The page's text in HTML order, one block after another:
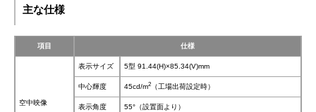
主な仕様
項目 仕様
空中映像
表示サイズ 5型 91.44(H)×85.34(V)mm
中心輝度 45cd/m2 （工場出荷設定時）
表示角度 55°（設置面より）